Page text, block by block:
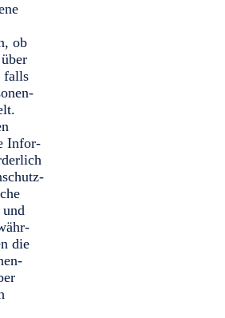
ob
falls
Infor­
und
die